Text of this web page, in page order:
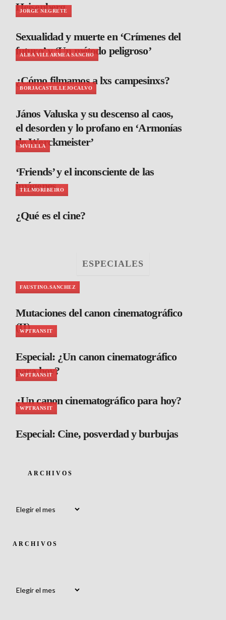
Heisenberg
JORGE NEGRETE
Sexualidad y muerte en ‘Crímenes del
futuro’ y ‘Un método peligroso’
ALBA VILLARMEA SANCHO
¿Cómo filmamos a lxs campesinxs?
BORJACASTILLEJOCALVO
János Valuska y su descenso al caos,
el desorden y lo profano en ‘Armonías
de Werckmeister’
MVILELA
‘Friends’ y el inconsciente de las
imágenes
TELMORIBEIRO
¿Qué es el cine?
ESPECIALES
FAUSTINO.SANCHEZ
Mutaciones del canon cinematográfico
(II)
WPTRANSIT
Especial: ¿Un canon cinematográfico
para hoy?
WPTRANSIT
¿Un canon cinematográfico para hoy?
WPTRANSIT
Especial: Cine, posverdad y burbujas
ARCHIVOS
ARCHIVOS